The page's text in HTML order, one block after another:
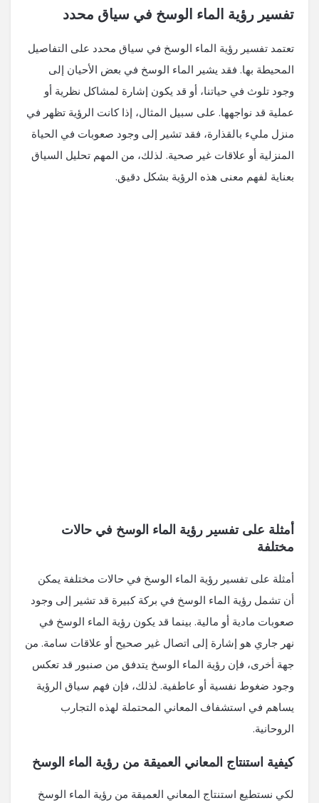
تفسير رؤية الماء الوسخ في سياق محدد
تعتمد تفسير رؤية الماء الوسخ في سياق محدد على التفاصيل
المحيطة بها. فقد يشير الماء الوسخ في بعض الأحيان إلى
وجود تلوث في حياتنا، أو قد يكون إشارة لمشاكل نظرية أو
عملية قد نواجهها. على سبيل المثال، إذا كانت الرؤية تظهر في
منزل مليء بالقذارة، فقد تشير إلى وجود صعوبات في الحياة
المنزلية أو علاقات غير صحية. لذلك، من المهم تحليل السياق
بعناية لفهم معنى هذه الرؤية بشكل دقيق.
أمثلة على تفسير رؤية الماء الوسخ في حالات
مختلفة
أمثلة على تفسير رؤية الماء الوسخ في حالات مختلفة يمكن
أن تشمل رؤية الماء الوسخ في بركة كبيرة قد تشير إلى وجود
صعوبات مادية أو مالية. بينما قد يكون رؤية الماء الوسخ في
نهر جاري هو إشارة إلى اتصال غير صحيح أو علاقات سامة. من
جهة أخرى، فإن رؤية الماء الوسخ يتدفق من صنبور قد تعكس
وجود ضغوط نفسية أو عاطفية. لذلك، فإن فهم سياق الرؤية
يساهم في استشفاف المعاني المحتملة لهذه التجارب
الروحانية.
كيفية استنتاج المعاني العميقة من رؤية الماء الوسخ
لكي نستطيع استنتاج المعاني العميقة من رؤية الماء الوسخ